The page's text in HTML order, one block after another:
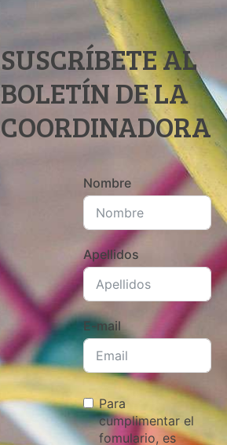
SUSCRÍBETE AL
BOLETÍN DE LA
COORDINADORA
Nombre
Apellidos
E-mail
Para
cumplimentar el
fomulario, es